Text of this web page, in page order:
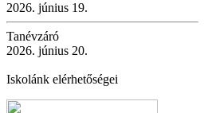
2026. június 19.
Tanévzáró
2026. június 20.
Iskolánk elérhetőségei